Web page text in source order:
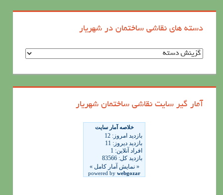
دسته های نقاشی ساختمان در شهریار
د
آمار گیر سایت نقاشی ساختمان شهریار